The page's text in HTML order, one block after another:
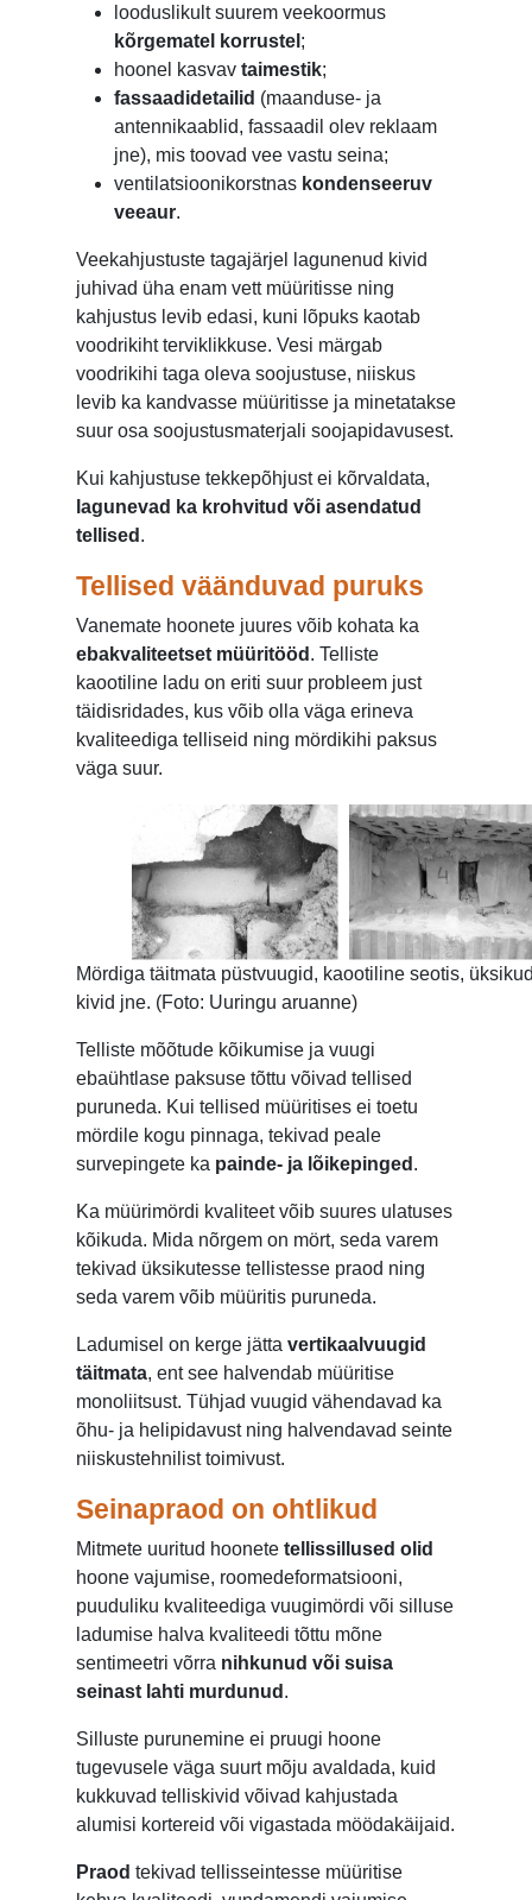
looduslikult suurem veekoormus
kõrgematel korrustel ;
hoonel kasvav taimestik;
fassaadidetailid (maanduse- ja
antennikaablid, fassaadil olev reklaam
jne), mis toovad vee vastu seina;
ventilatsioonikorstnas kondenseeruv
veeaur.
Veekahjustuste tagajärjel lagunenud kivid
juhivad üha enam vett müüritisse ning
kahjustus levib edasi, kuni lõpuks kaotab
voodrikiht terviklikkuse. Vesi märgab
voodrikihi taga oleva soojustuse, niiskus
levib ka kandvasse müüritisse ja minetatakse
suur osa soojustusmaterjali soojapidavusest.
Kui kahjustuse tekkepõhjust ei kõrvaldata,
lagunevad ka krohvitud või asendatud
tellised .
Tellised väänduvad puruks
Vanemate hoonete juures võib kohata ka
ebakvaliteetset müüritööd . Telliste
kaootiline ladu on eriti suur probleem just
täidisridades, kus võib olla väga erineva
kvaliteediga telliseid ning mördikihi paksus
väga suur.
Mördiga täitmata püstvuugid, kaootiline seotis,
kivid jne. (Foto: Uuringu aruanne)
Telliste mõõtude kõikumise ja vuugi
ebaühtlase paksuse tõttu võivad tellised
puruneda. Kui tellised müüritises ei toetu
mördile kogu pinnaga, tekivad peale
survepingete ka painde- ja lõikepinged .
Ka müürimördi kvaliteet võib suures ulatuses
kõikuda. Mida nõrgem on mört, seda varem
tekivad üksikutesse tellistesse praod ning
seda varem võib müüritis puruneda.
Ladumisel on kerge jätta vertikaalvuugid
täitmata, ent see halvendab müüritise
monoliitsust. Tühjad vuugid vähendavad ka
õhu- ja helipidavust ning halvendavad seinte
niiskustehnilist toimivust.
Seinapraod on ohtlikud
Mitmete uuritud hoonete tellissillused olid
hoone vajumise, roomedeformatsiooni,
puuduliku kvaliteediga vuugimördi või silluse
ladumise halva kvaliteedi tõttu mõne
sentimeetri võrra nihkunud või suisa
seinast lahti murdunud .
Silluste purunemine ei pruugi hoone
tugevusele väga suurt mõju avaldada, kuid
kukkuvad telliskivid võivad kahjustada
alumisi kortereid või vigastada möödakäijaid.
Praod tekivad tellisseintesse müüritise